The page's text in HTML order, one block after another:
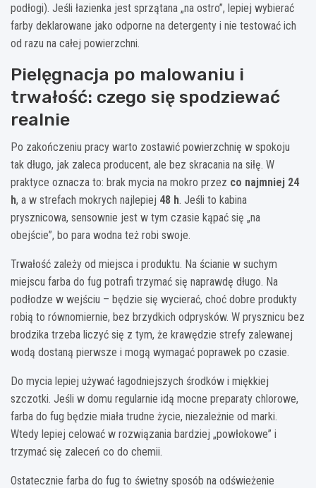
podłogi). Jeśli łazienka jest sprzątana „na ostro”, lepiej wybierać
farby deklarowane jako odporne na detergenty i nie testować ich
od razu na całej powierzchni.
Pielęgnacja po malowaniu i
trwałość: czego się spodziewać
realnie
Po zakończeniu pracy warto zostawić powierzchnię w spokoju
tak długo, jak zaleca producent, ale bez skracania na siłę. W
praktyce oznacza to: brak mycia na mokro przez co najmniej 24
h, a w strefach mokrych najlepiej 48 h. Jeśli to kabina
prysznicowa, sensownie jest w tym czasie kąpać się „na
obejście”, bo para wodna też robi swoje.
Trwałość zależy od miejsca i produktu. Na ścianie w suchym
miejscu farba do fug potrafi trzymać się naprawdę długo. Na
podłodze w wejściu – będzie się wycierać, choć dobre produkty
robią to równomiernie, bez brzydkich odprysków. W prysznicu bez
brodzika trzeba liczyć się z tym, że krawędzie strefy zalewanej
wodą dostaną pierwsze i mogą wymagać poprawek po czasie.
Do mycia lepiej używać łagodniejszych środków i miękkiej
szczotki. Jeśli w domu regularnie idą mocne preparaty chlorowe,
farba do fug będzie miała trudne życie, niezależnie od marki.
Wtedy lepiej celować w rozwiązania bardziej „powłokowe” i
trzymać się zaleceń co do chemii.
Ostatecznie farba do fug to świetny sposób na odświeżenie